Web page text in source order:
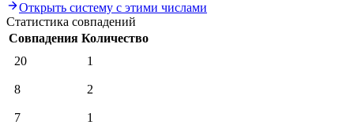
Открыть систему с этими числами
Статистика совпадений
Совпадения Количество
20
1
8 2
7 1